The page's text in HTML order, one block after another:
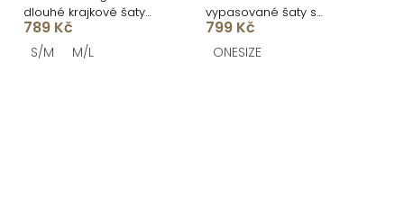
dlouhé krajkové šaty
MALLONE
789 Kč
S/M M/L
vypasované šaty s
citrony SOLARIS
799 Kč
ONESIZE